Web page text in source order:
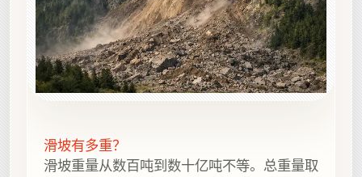
滑坡有多重？
滑坡重量从数百吨到数十亿吨不等。总重量取